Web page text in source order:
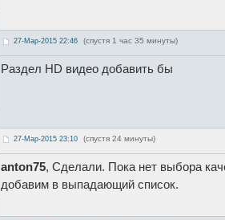
27-Мар-2015 22:46 (спустя 1 час 35 минуты)
Раздел HD видео добавить бы
27-Мар-2015 23:10 (спустя 24 минуты)
anton75, Сделали. Пока нет выбора
добавим в выпадающий список.